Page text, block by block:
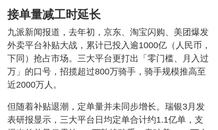
接单量减工时延长
九派新闻报道，去年初，京东、淘宝闪购、美团爆发
外卖平台补贴大战，累计已投入逾1000亿（人民币，
下同）抢占市场。三大平台更打出「零门槛、月入过
万」的口号，招揽超过800万骑手，骑手规模推高至
近2000万人。
但随着补贴退潮，定单量并未同步增长。瑞银3月发
表研报显示，三大平台日均定单合计约1.1亿单，支